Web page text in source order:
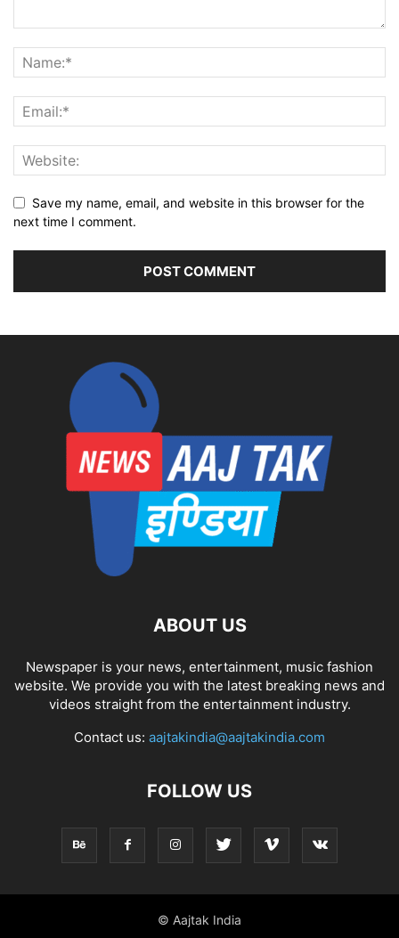
Save my name, email, and website in this browser for the
next time I comment.
ABOUT US
Newspaper is your news, entertainment, music fashion
website. We provide you with the latest breaking news and
videos straight from the entertainment industry.
Contact us: aajtakindia@aajtakindia.com
FOLLOW US
© Aajtak India